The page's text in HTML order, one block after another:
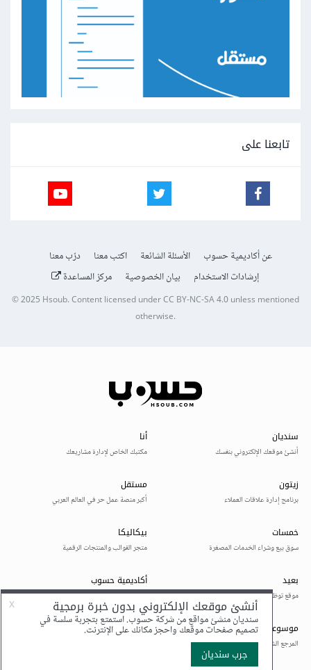
تابعنا على
عن أكاديمية حسوب الأسئلة الشائعة اكتب معنا
درّب معنا
إرشادات الاستخدام
بيان الخصوصية مركز المساعدة
© 2025Hsoub.Content licensed underCC BY-NC-SA 4.0unless mentioned
otherwise.